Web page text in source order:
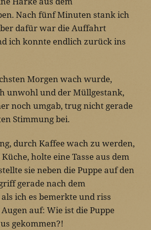
Nach fünf Minuten stank ich
dafür war die Auffahrt
ich konnte endlich zurück ins
Morgen wach wurde,
unwohl und der Müllgestank,
noch umgab, trug nicht gerade
Stimmung bei.
durch Kaffee wach zu werden,
holte eine Tasse aus dem
sie neben die Puppe auf den
gerade nach dem
ich es bemerkte und riss
auf: Wie ist die Puppe
gekommen?!